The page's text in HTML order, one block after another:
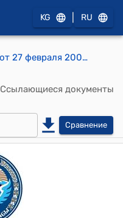
KG RU
Указ Президента КР от 27 февраля 2009 года УП №138 "О награждении многодетных матерей республики медалью "Эне данкы"
Ссылающиеся документы
Сравнение